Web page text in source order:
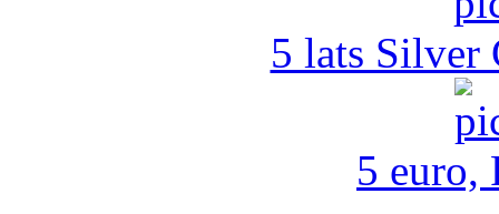
5 lats Silver
5 euro,